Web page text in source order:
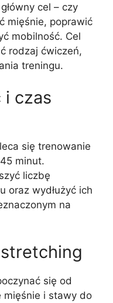
cel – czy
mięśnie, poprawić
mobilność. Cel
rodzaj ćwiczeń,
treningu.
i czas
się trenowanie
minut.
liczbę
oraz wydłużyć ich
na
się od
mięśnie i stawy do